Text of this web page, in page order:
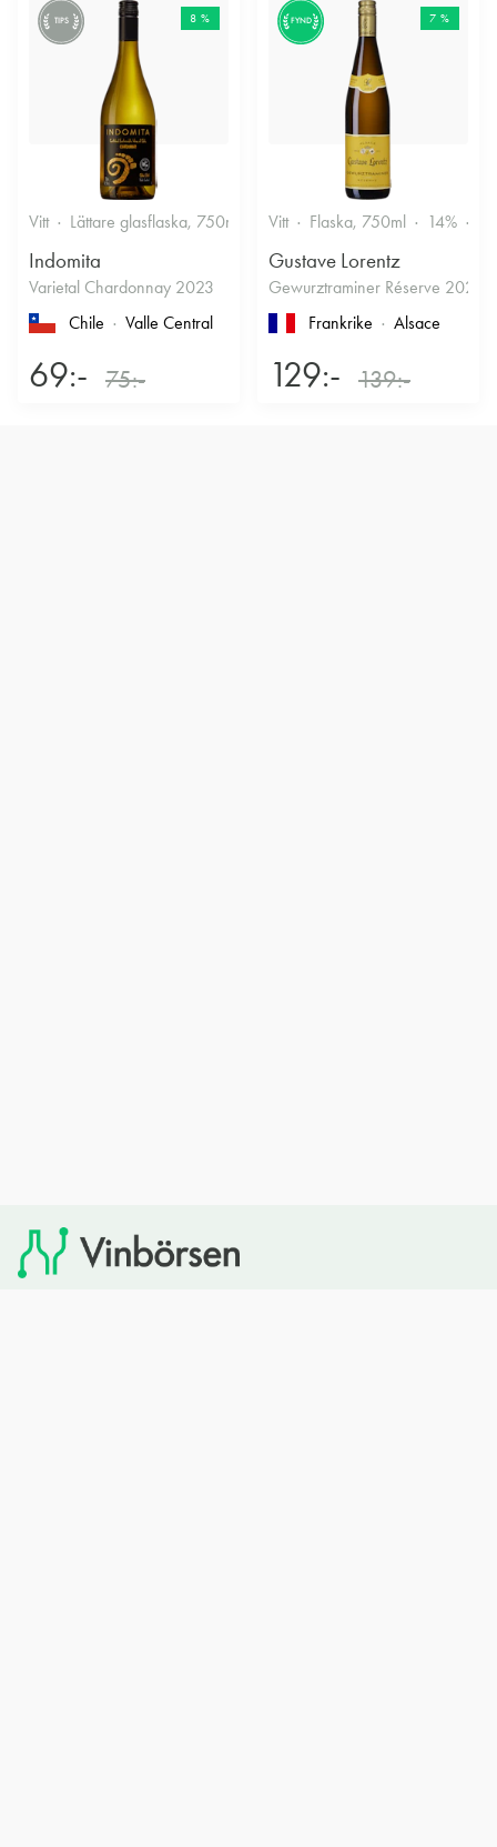
TIPS 8 %
Vitt Lättare glasflaska, 750ml 12.5% Friskt & Fruktigt
Indomita
Varietal Chardonnay 2023
Chile
Valle Central
69:- 75:-
FYND 7 %
Vitt Flaska, 750ml 14%
Gustave Lorentz
Gewurztraminer Réserve 2025
Frankrike
Alsace
129:- 139:-